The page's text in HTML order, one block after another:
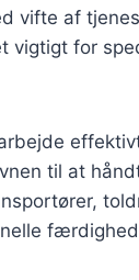
vifte af
vigtigt for
til at